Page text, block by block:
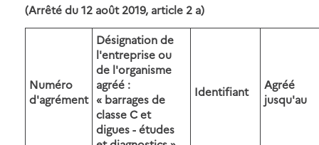
(Arrêté du 12 août 2019, article 2 a)
Numéro
d'agrément
Désignation de
l'entreprise ou
de l'organisme
agréé :
« barrages de
classe C et
digues - études
Identifiant
Agréé
jusqu'au